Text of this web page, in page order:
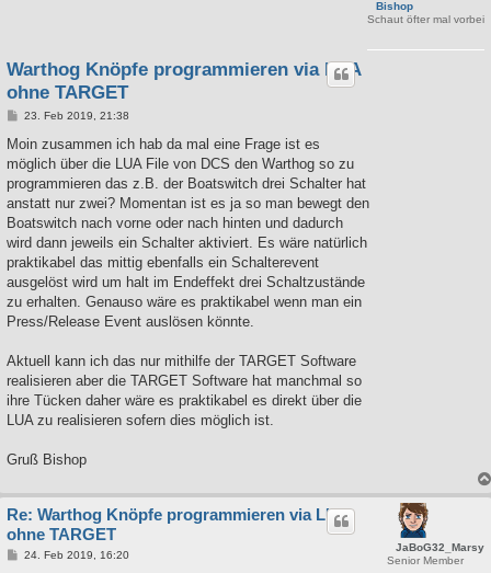
Bishop
Schaut öfter mal vorbei
Warthog Knöpfe programmieren via LUA
ohne TARGET
B
i
r
a
23. Feb 2019, 21:38
Moin zusammen ich hab da mal eine Frage ist es
möglich über die LUA File von DCS den Warthog so zu
programmieren das z.B. der Boatswitch drei Schalter hat
anstatt nur zwei? Momentan ist es ja so man bewegt den
Boatswitch nach vorne oder nach hinten und dadurch
wird dann jeweils ein Schalter aktiviert. Es wäre natürlich
praktikabel das mittig ebenfalls ein Schalterevent
ausgelöst wird um halt im Endeffekt drei Schaltzustände
zu erhalten. Genauso wäre es praktikabel wenn man ein
Press/Release Event auslösen könnte.
Aktuell kann ich das nur mithilfe der TARGET Software
realisieren aber die TARGET Software hat manchmal so
ihre Tücken daher wäre es praktikabel es direkt über die
LUA zu realisieren sofern dies möglich ist.
Gruß Bishop
JaBoG32_Marsy
Senior Member
Re: Warthog Knöpfe programmieren via LUA
ohne TARGET
B24. Feb 2019, 16:20